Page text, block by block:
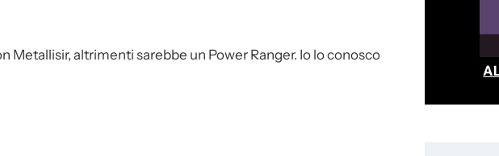
Metallisir, altrimenti sarebbe un Power Ranger. Io lo conosco